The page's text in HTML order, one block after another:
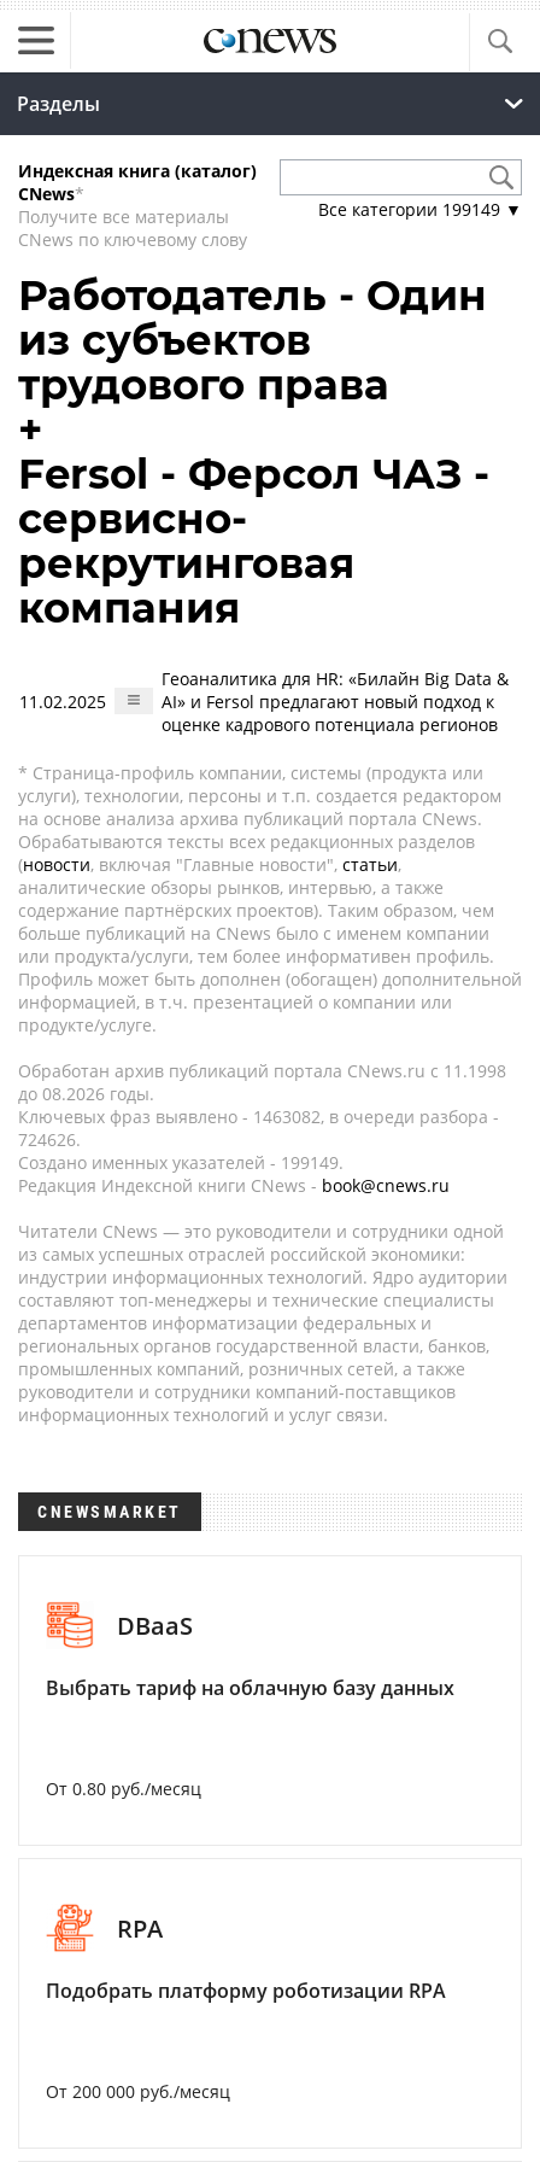
Разделы
Индексная книга (каталог)
CNews*
Получите все материалы
CNews по ключевому слову
Все категории 199149 ▼
Работодатель - Один
из субъектов
трудового права
+
Fersol - Ферсол ЧАЗ -
сервисно-
рекрутинговая
компания
11.02.2025
Геоаналитика для HR: «Билайн Big Data &
AI» и Fersol предлагают новый подход к
оценке кадрового потенциала регионов
* Страница-профиль компании, системы (продукта или
услуги), технологии, персоны и т.п. создается редактором
на основе анализа архива публикаций портала CNews.
Обрабатываются тексты всех редакционных разделов
(новости, включая "Главные новости", статьи,
аналитические обзоры рынков, интервью, а также
содержание партнёрских проектов). Таким образом, чем
больше публикаций на CNews было с именем компании
или продукта/услуги, тем более информативен профиль.
Профиль может быть дополнен (обогащен) дополнительной
информацией, в т.ч. презентацией о компании или
продукте/услуге.
Обработан архив публикаций портала CNews.ru c 11.1998
до 08.2026 годы.
Ключевых фраз выявлено - 1463082, в очереди разбора -
724626.
Создано именных указателей - 199149.
Редакция Индексной книги CNews - book@cnews.ru
Читатели CNews — это руководители и сотрудники одной
из самых успешных отраслей российской экономики:
индустрии информационных технологий. Ядро аудитории
составляют топ-менеджеры и технические специалисты
департаментов информатизации федеральных и
региональных органов государственной власти, банков,
промышленных компаний, розничных сетей, а также
руководители и сотрудники компаний-поставщиков
информационных технологий и услуг связи.
CNEWSMARKET
DBaaS
Выбрать тариф на облачную базу данных
От 0.80 руб./месяц
RPA
Подобрать платформу роботизации RPA
От 200 000 руб./месяц